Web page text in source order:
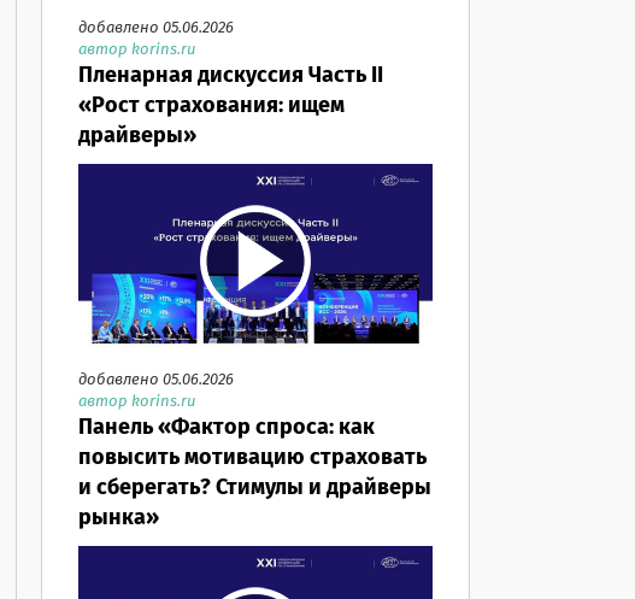
добавлено 05.06.2026
автор korins.ru
Пленарная дискуссия Часть II
«Рост страхования: ищем
драйверы»
добавлено 05.06.2026
автор korins.ru
Панель «Фактор спроса: как
повысить мотивацию страховать
и сберегать? Стимулы и драйверы
рынка»